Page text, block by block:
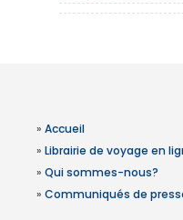
» Accueil
» Librairie de voyage en
» Qui sommes-nous?
» Communiqués de